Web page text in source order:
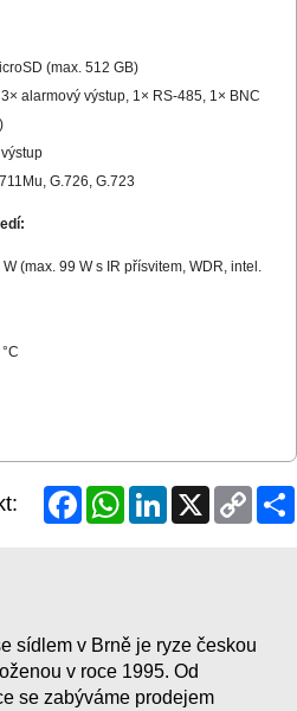
(max. 512 GB)
alarmový výstup, 1× RS-485, 1× BNC
G.726, G.723
(max. 99 W s IR přísvitem, WDR, intel.
FacebookWhatsAppLinkedInX
Copy
Link
sídlem v Brně je ryze českou
v roce 1995. Od
se zabýváme prodejem